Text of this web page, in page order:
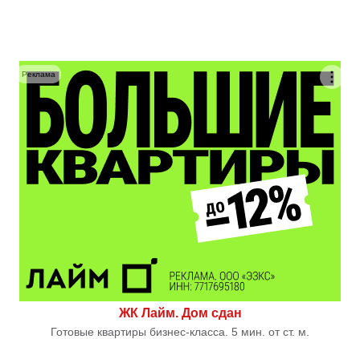
ЖК Лайм. Дом сдан
Готовые квартиры бизнес-класса. 5 мин. от ст. м.
Реклама